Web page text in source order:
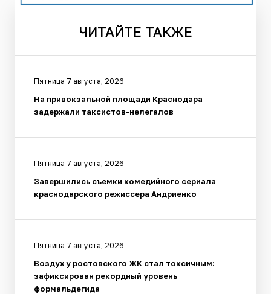
ЧИТАЙТЕ ТАКЖЕ
Пятница 7 августа, 2026
На привокзальной площади Краснодара
задержали таксистов-нелегалов
Пятница 7 августа, 2026
Завершились съемки комедийного сериала
краснодарского режиссера Андриенко
Пятница 7 августа, 2026
Воздух у ростовского ЖК стал токсичным:
зафиксирован рекордный уровень
формальдегида